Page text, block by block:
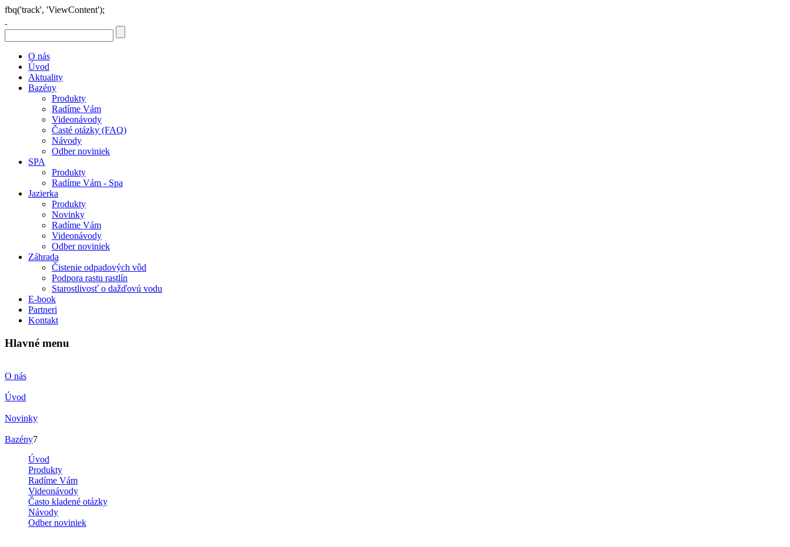
fbq('track', 'ViewContent');
O nás
Úvod
Aktuality
Bazény
Produkty
Radíme Vám
Videonávody
Časté otázky (FAQ)
Návody
Odber noviniek
SPA
Produkty
Radíme Vám - Spa
Jazierka
Produkty
Novinky
Radíme Vám
Videonávody
Odber noviniek
Záhrada
Čistenie odpadových vôd
Podpora rastu rastlín
Starostlivosť o dažďovú vodu
E-book
Partneri
Kontakt
Hlavné menu
O nás
Úvod
Novinky
Bazény7
Úvod
Produkty
Radíme Vám
Videonávody
Často kladené otázky
Návody
Odber noviniek